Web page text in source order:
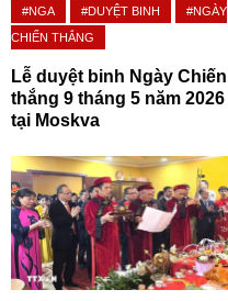
#NGA #DUYỆT BINH
#NGÀY
CHIẾN THẮNG
Lễ duyệt binh Ngày Chiến
thắng 9 tháng 5 năm 2026
tại Moskva